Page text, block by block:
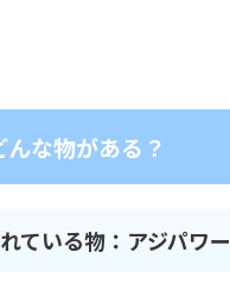
な物がある？
ている物：アジパワー